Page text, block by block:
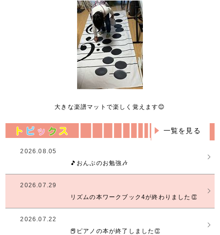
大きな楽譜マットで楽しく覚えます😊
一覧を見る
2026.08.05
🎵おんぷのお勉強🎶
2026.07.29
リズムの本ワークブック4が終わりました👏
2026.07.22
📕ピアノの本が終了しました👏